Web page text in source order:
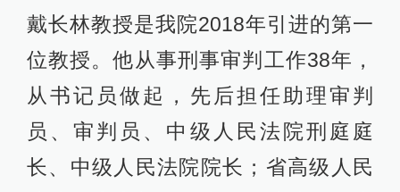
戴长林教授是我院2018年引进的第一
位教授。他从事刑事审判工作38年，
从书记员做起，先后担任助理审判
员、审判员、中级人民法院刑庭庭
长、中级人民法院院长；省高级人民